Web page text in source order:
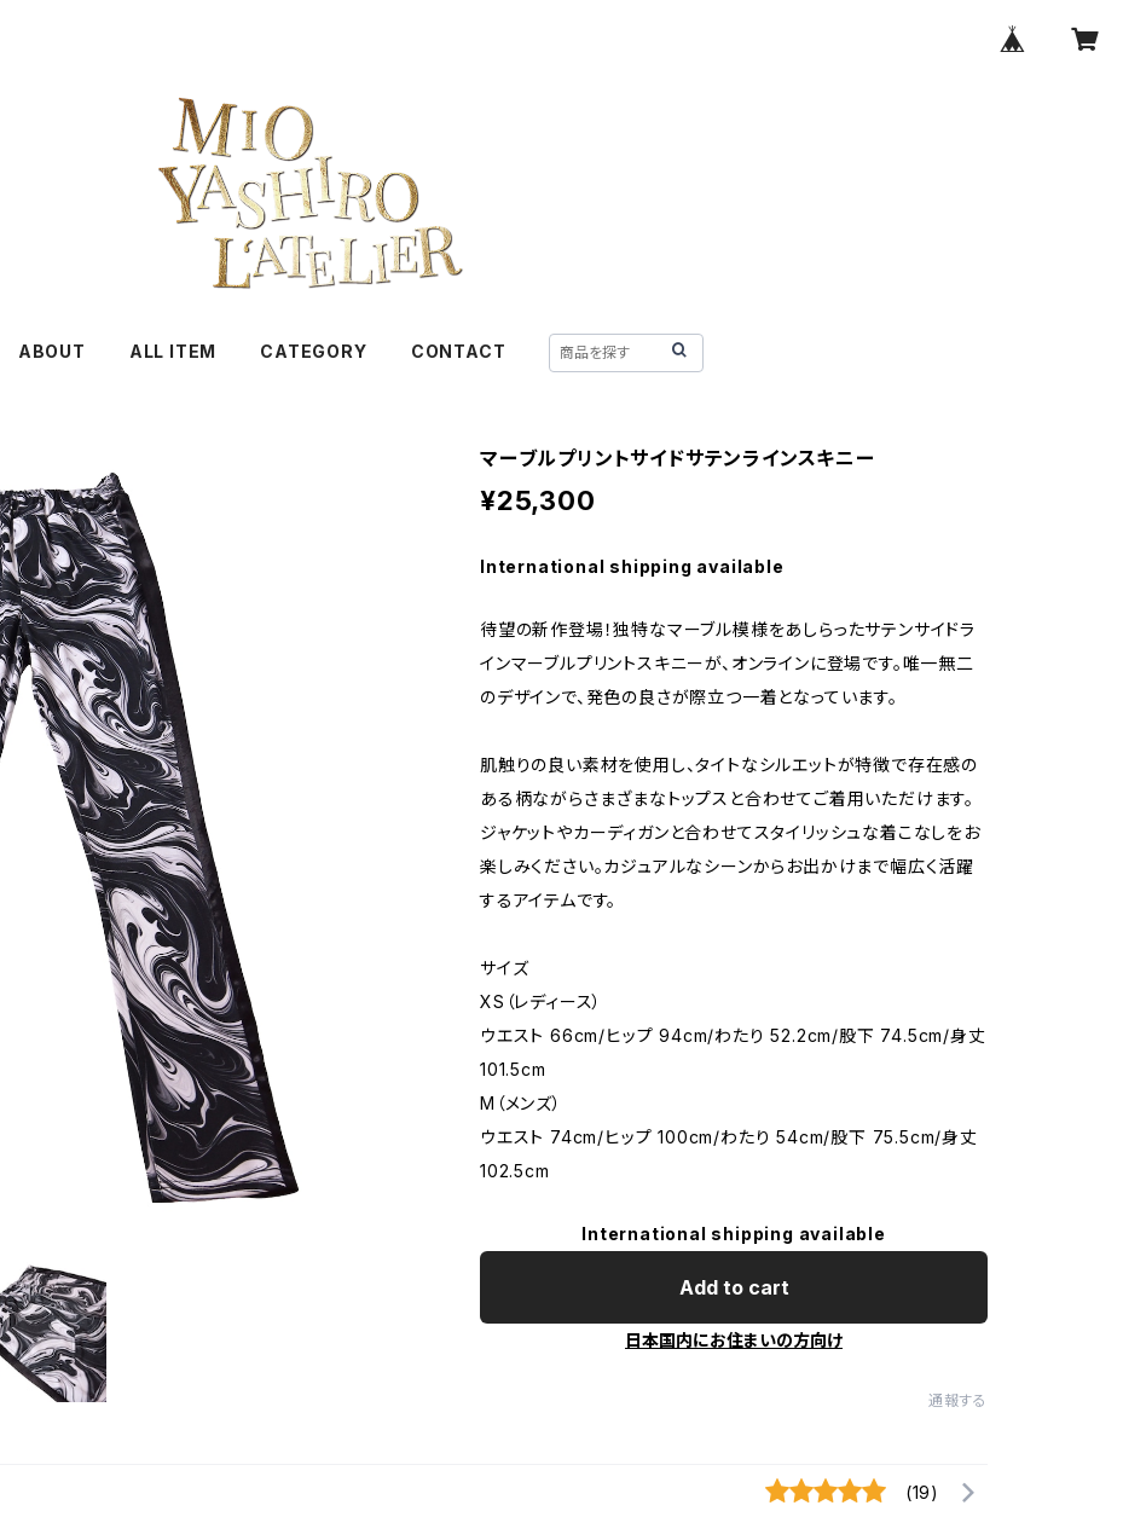
ABOUT ALL ITEM CATEGORY CONTACT
マーブルプリントサイドサテンラインスキニー
¥25,300
International shipping available
待望の新作登場！独特なマーブル模様をあしらったサテンサイドラ
インマーブルプリントスキニーが、オンラインに登場です。唯一無二
のデザインで、発色の良さが際立つ一着となっています。
肌触りの良い素材を使用し、タイトなシルエットが特徴で存在感の
ある柄ながらさまざまなトップスと合わせてご着用いただけます。
ジャケットやカーディガンと合わせてスタイリッシュな着こなしをお
楽しみください。カジュアルなシーンからお出かけまで幅広く活躍
するアイテムです。
サイズ
XS（レディース）
ウエスト 66cm/ヒップ 94cm/わたり 52.2cm/股下 74.5cm/身丈
101.5cm
M（メンズ）
ウエスト 74cm/ヒップ 100cm/わたり 54cm/股下 75.5cm/身丈
102.5cm
International shipping available
Add to cart
日本国内にお住まいの方向け
通報する
(19)